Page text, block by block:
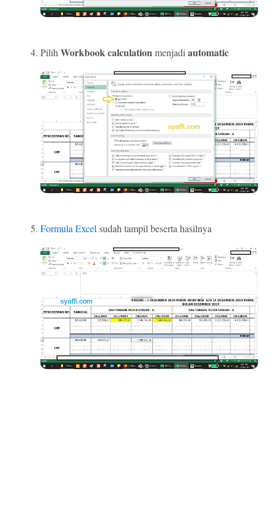
PilihWorkbook calculationmenjadiautomatic
Formula Excel sudah tampil beserta hasilnya